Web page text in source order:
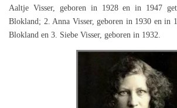
Aaltje Visser, geboren in 1928 en in 1947
Blokland; 2. Anna Visser, geboren in 1930 en in
Blokland en 3. Siebe Visser, geboren in 1932.